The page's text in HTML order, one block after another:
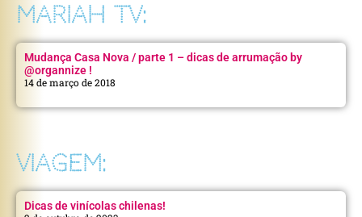
MARIAH TV:
Mudança Casa Nova / parte 1 – dicas de arrumação by
@organnize !
14 de março de 2018
VIAGEM:
Dicas de vinícolas chilenas!